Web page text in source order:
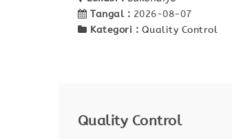
Tangal : 2026-08-07
Kategori : Quality Control
Quality Control